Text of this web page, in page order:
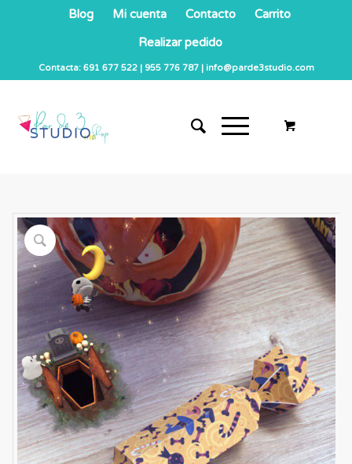
Blog Mi cuenta Contacto
Carrito
Realizar pedido
Contacta: 691 677 522 | 955 776 787 | info@parde3studio.com